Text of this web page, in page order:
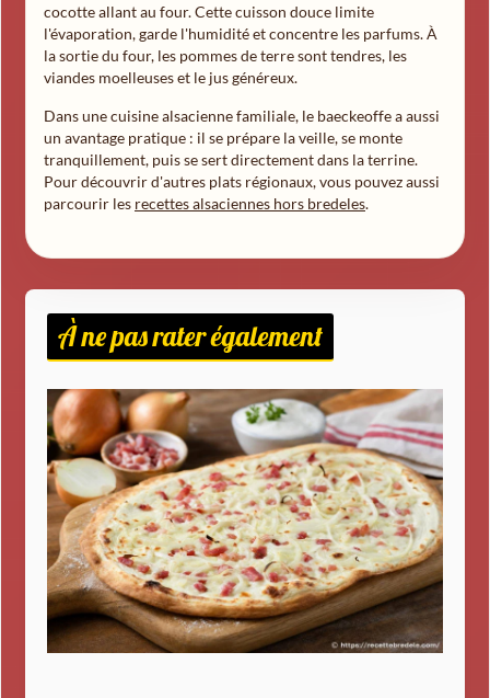
cocotte allant au four. Cette cuisson douce limite
l'évaporation, garde l'humidité et concentre les parfums. À
la sortie du four, les pommes de terre sont tendres, les
viandes moelleuses et le jus généreux.
Dans une cuisine alsacienne familiale, le baeckeoffe a aussi
un avantage pratique : il se prépare la veille, se monte
tranquillement, puis se sert directement dans la terrine.
Pour découvrir d'autres plats régionaux, vous pouvez aussi
parcourir les recettes alsaciennes hors bredeles.
À ne pas rater également